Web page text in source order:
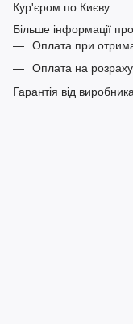
Кур'єром по Києву
Більше інформації
Оплата при
Оплата на
Гарантія від